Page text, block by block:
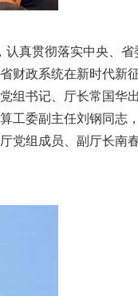
真贯彻落实中央、省
财政系统在新时代新
组书记、厅长常国华
工委副主任刘钢同志
党组成员、副厅长南